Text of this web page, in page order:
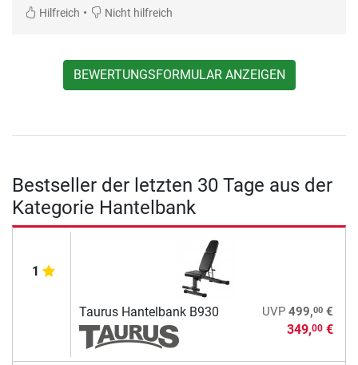
Hilfreich • Nicht hilfreich
BEWERTUNGSFORMULAR ANZEIGEN
Bestseller der letzten 30 Tage aus der
Kategorie Hantelbank
1
Taurus Hantelbank B930 UVP 499,00€
349,00€